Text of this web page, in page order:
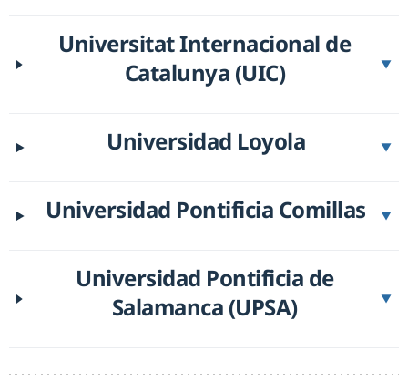
Universitat Internacional de
Catalunya (UIC)
▼
Universidad Loyola ▼
Universidad Pontificia Comillas ▼
Universidad Pontificia de
Salamanca (UPSA)
▼